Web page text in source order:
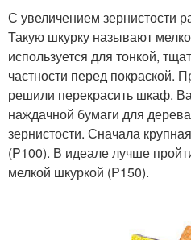
С увеличением зернистости
Такую шкурку называют
используется для тонкой,
частности перед покраской.
решили перекрасить шкаф.
наждачной бумаги для
зернистости. Сначала
(P100). В идеале лучше
мелкой шкуркой (P150).